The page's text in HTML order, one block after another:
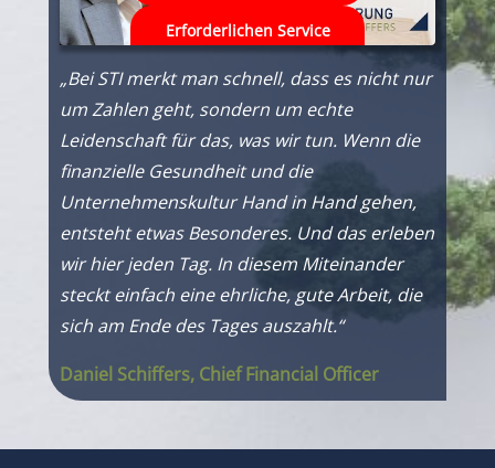
Erforderlichen Service
akzeptieren und Inhalte
entsperren
„Bei STI merkt man schnell, dass es nicht nur
um Zahlen geht, sondern um echte
Leidenschaft für das, was wir tun. Wenn die
finanzielle Gesundheit und die
Unternehmenskultur Hand in Hand gehen,
entsteht etwas Besonderes. Und das erleben
wir hier jeden Tag. In diesem Miteinander
steckt einfach eine ehrliche, gute Arbeit, die
sich am Ende des Tages auszahlt.“
Daniel Schiffers, Chief Financial Officer